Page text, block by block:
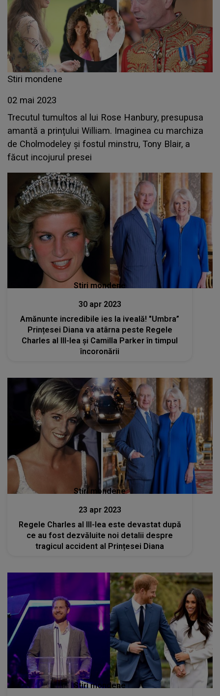
Stiri mondene
02 mai 2023
Trecutul tumultos al lui Rose Hanbury, presupusa
amantă a prințului William. Imaginea cu marchiza
de Cholmodeley și fostul minstru, Tony Blair, a
făcut incojurul presei
Stiri mondene
30 apr 2023
Amănunte incredibile ies la iveală! "Umbra”
Prințesei Diana va atârna peste Regele
Charles al III-lea și Camilla Parker în timpul
încoronării
Stiri mondene
23 apr 2023
Regele Charles al III-lea este devastat după
ce au fost dezvăluite noi detalii despre
tragicul accident al Prințesei Diana
Stiri mondene